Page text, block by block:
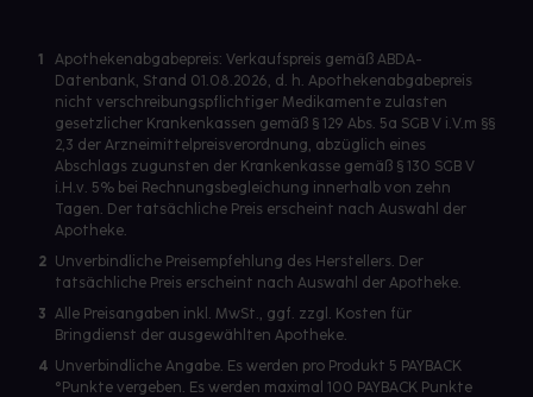
1
Apothekenabgabepreis: Verkaufspreis gemäß ABDA-
Datenbank, Stand 01.08.2026, d. h. Apothekenabgabepreis
nicht verschreibungspflichtiger Medikamente zulasten
gesetzlicher Krankenkassen gemäß § 129 Abs. 5a SGB V i.V.m §§
2,3 der Arzneimittelpreisverordnung, abzüglich eines
Abschlags zugunsten der Krankenkasse gemäß § 130 SGB V
i.H.v. 5% bei Rechnungsbegleichung innerhalb von zehn
Tagen. Der tatsächliche Preis erscheint nach Auswahl der
Apotheke.
2 Unverbindliche Preisempfehlung des Herstellers. Der
tatsächliche Preis erscheint nach Auswahl der Apotheke.
3 Alle Preisangaben inkl. MwSt., ggf. zzgl. Kosten für
Bringdienst der ausgewählten Apotheke.
4 Unverbindliche Angabe. Es werden pro Produkt 5 PAYBACK
°Punkte vergeben. Es werden maximal 100 PAYBACK Punkte